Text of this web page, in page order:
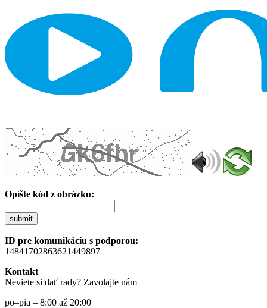
Opíšte kód z obrázku:
submit
ID pre komunikáciu s podporou:
14841702863621449897
Kontakt
Neviete si dať rady? Zavolajte nám
po–pia – 8:00 až 20:00